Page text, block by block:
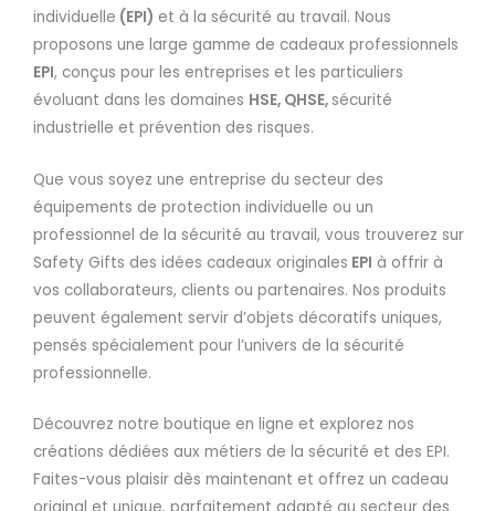
individuelle (EPI) et à la sécurité au travail. Nous
proposons une large gamme de cadeaux professionnels
EPI, conçus pour les entreprises et les particuliers
évoluant dans les domaines HSE, QHSE, sécurité
industrielle et prévention des risques.
Que vous soyez une entreprise du secteur des
équipements de protection individuelle ou un
professionnel de la sécurité au travail, vous trouverez sur
Safety Gifts des idées cadeaux originales EPI à offrir à
vos collaborateurs, clients ou partenaires. Nos produits
peuvent également servir d’objets décoratifs uniques,
pensés spécialement pour l’univers de la sécurité
professionnelle.
Découvrez notre boutique en ligne et explorez nos
créations dédiées aux métiers de la sécurité et des EPI.
Faites-vous plaisir dès maintenant et offrez un cadeau